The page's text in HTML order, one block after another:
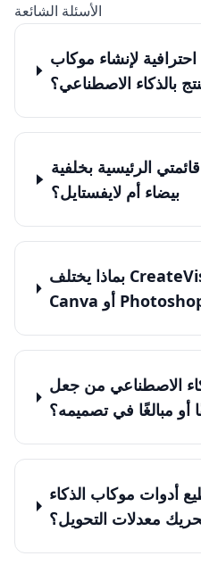
الأسئلة الشائعة
لإنشاء موكاب
بالذكاء الاصطناعي؟
الرئيسية بخلفية
بيضاء أم لايفستايل؟
بماذا يختلف CreateVision AI عن
الاصطناعي من جعل
أو مبالغًا في تصميمه؟
أدوات موكاب الذكاء
معدلات التحويل؟